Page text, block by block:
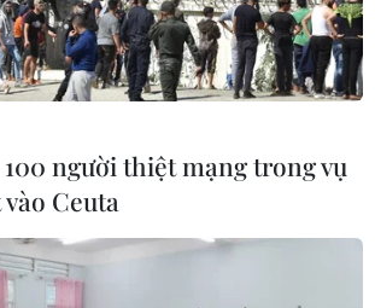
#chỉ số giá tiêu dùng
người thiệt mạng trong vụ
Ceuta